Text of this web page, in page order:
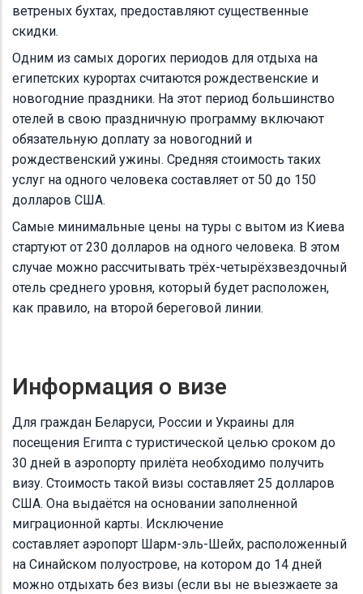
ветреных бухтах, предоставляют существенные
скидки.
Одним из самых дорогих периодов для отдыха на
египетских курортах считаются рождественские и
новогодние праздники. На этот период большинство
отелей в свою праздничную программу включают
обязательную доплату за новогодний и
рождественский ужины. Средняя стоимость таких
услуг на одного человека составляет от 50 до 150
долларов США.
Самые минимальные цены на туры с вытом из Киева
стартуют от 230 долларов на одного человека. В этом
случае можно рассчитывать трёх-четырёхзвездочный
отель среднего уровня, который будет расположен,
как правило, на второй береговой линии.
Информация о визе
Для граждан Беларуси, России и Украины для
посещения Египта с туристической целью сроком до
30 дней в аэропорту прилёта необходимо получить
визу. Стоимость такой визы составляет 25 долларов
США. Она выдаётся на основании заполненной
миграционной карты. Исключение
составляет аэропорт Шарм-эль-Шейх, расположенный
на Синайском полуострове, на котором до 14 дней
можно отдыхать без визы (если вы не выезжаете за